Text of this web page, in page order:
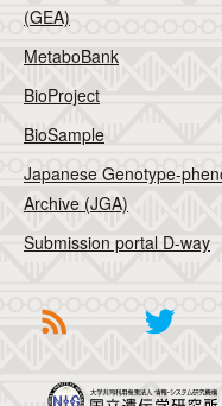
(GEA)
MetaboBank
BioProject
BioSample
Japanese Genotype-
Archive (JGA)
Submission portal D-way